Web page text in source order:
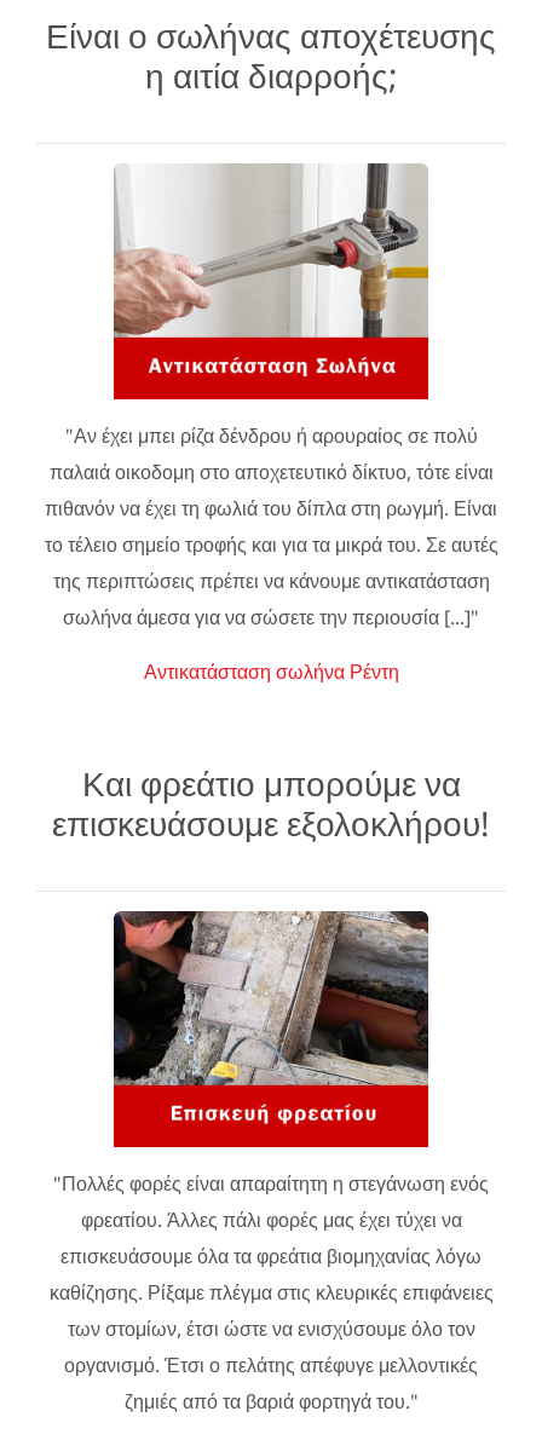
Είναι ο σωλήνας αποχέτευσης
η αιτία διαρροής;
"Αν έχει μπει ρίζα δένδρου ή αρουραίος σε πολύ
παλαιά οικοδομη στο αποχετευτικό δίκτυο, τότε είναι
πιθανόν να έχει τη φωλιά του δίπλα στη ρωγμή. Είναι
το τέλειο σημείο τροφής και για τα μικρά του. Σε αυτές
της περιπτώσεις πρέπει να κάνουμε αντικατάσταση
σωλήνα άμεσα για να σώσετε την περιουσία [...]"
Αντικατάσταση σωλήνα Ρέντη
Και φρεάτιο μπορούμε να
επισκευάσουμε εξολοκλήρου!
"Πολλές φορές είναι απαραίτητη η στεγάνωση ενός
φρεατίου. Άλλες πάλι φορές μας έχει τύχει να
επισκευάσουμε όλα τα φρεάτια βιομηχανίας λόγω
καθίζησης. Ρίξαμε πλέγμα στις κλευρικές επιφάνειες
των στομίων, έτσι ώστε να ενισχύσουμε όλο τον
οργανισμό. Έτσι ο πελάτης απέφυγε μελλοντικές
ζημιές από τα βαριά φορτηγά του."